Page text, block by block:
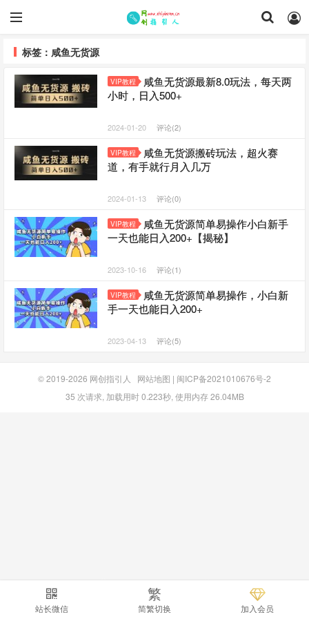
标签：咸鱼无货源
VIP教程
咸鱼无货源最新8.0玩法，每天两
小时，日入500+
2024-01-20 评论(2)
VIP教程
咸鱼无货源搬砖玩法，超火赛
道，有手就行月入几万
2024-01-13 评论(0)
VIP教程
咸鱼无货源简单易操作小白新手
一天也能日入200+【揭秘】
2023-10-16 评论(1)
VIP教程
咸鱼无货源简单易操作，小白新
手一天也能日入200+
2023-04-13 评论(5)
© 2019-2026 网创指引人 网站地图 | 闽ICP备2021010676号-2
35 次请求, 加载用时 0.223秒, 使用内存 26.04MB
站长微信
繁
简繁切换 加入会员